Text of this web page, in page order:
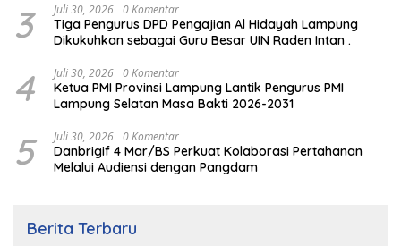
3 Juli 30, 2026 0 Komentar
Tiga Pengurus DPD Pengajian Al Hidayah Lampung
Dikukuhkan sebagai Guru Besar UIN Raden Intan .
4 Juli 30, 2026 0 Komentar
Ketua PMI Provinsi Lampung Lantik Pengurus PMI
Lampung Selatan Masa Bakti 2026-2031
5 Juli 30, 2026 0 Komentar
Danbrigif 4 Mar/BS Perkuat Kolaborasi Pertahanan
Melalui Audiensi dengan Pangdam
Berita Terbaru